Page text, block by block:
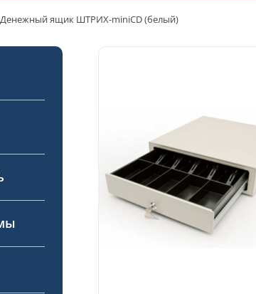
Денежный ящик ШТРИХ-miniCD (белый)